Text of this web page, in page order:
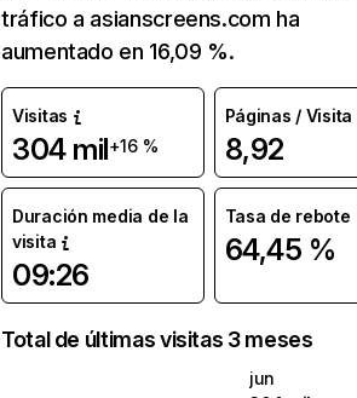
tráfico a asianscreens.com ha
aumentado en 16,09 %.
Visitas
304 mil+16 %
Páginas / Visita
8,92
Duración media de la
visita
09:26
Tasa de rebote
64,45 %
Total de últimas visitas 3 meses
jun